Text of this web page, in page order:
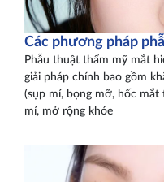
Các phương pháp
Phẫu thuật thẩm mỹ mắt
giải pháp chính bao gồm
(sụp mí, bọng mỡ, hốc
mí, mở rộng khóe